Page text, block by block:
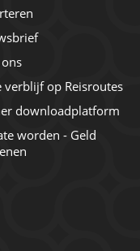
verblijf op Reisroutes
downloadplatform
worden - Geld